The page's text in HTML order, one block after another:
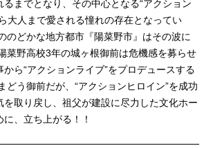
までとなり、その中心となる“アクション
大人まで愛される憧れの存在となってい
のどかな地方都市『陽菜野市』はその波に
菜野高校3年の城ヶ根御前は危機感を募らせ
ら“アクションライブ”をプロデュースする
どう御前だが、“アクションヒロイン”を成功
を取り戻し、祖父が建設に尽力した文化ホー
、立ち上がる！！